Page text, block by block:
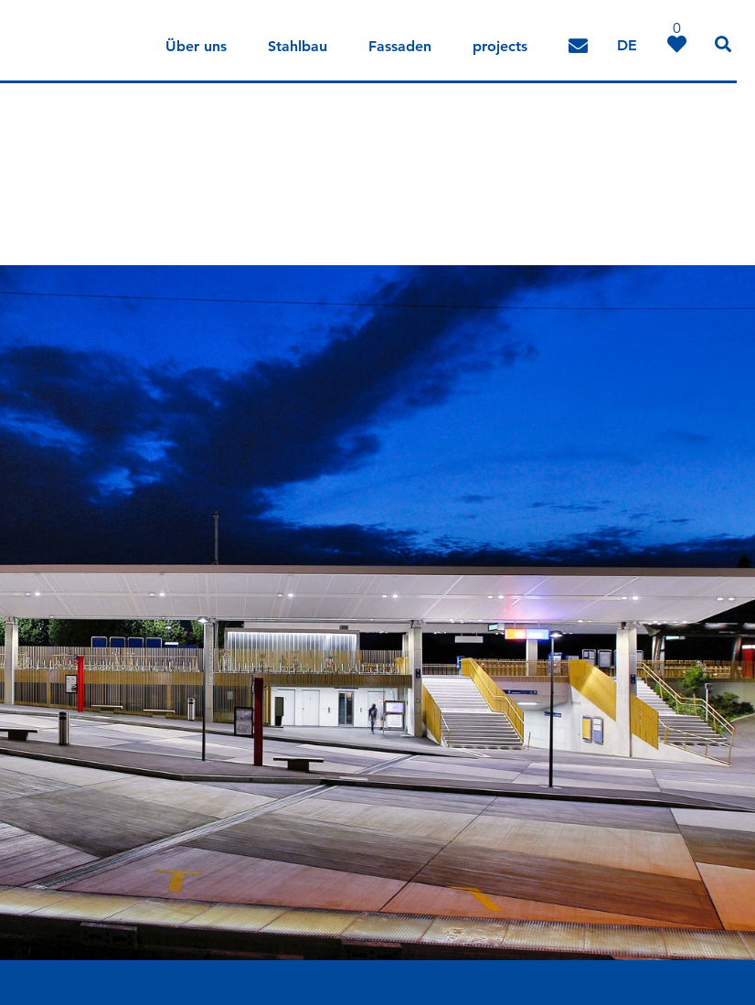
Über uns Stahlbau Fassaden projects DE
IT EN
0